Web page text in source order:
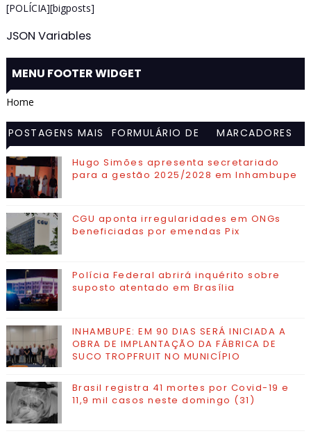
[POLÍCIA][bigposts]
JSON Variables
MENU FOOTER WIDGET
Home
POSTAGENS MAIS
VISITADAS
FORMULÁRIO DE
MARCADORES
Hugo Simões apresenta secretariado
para a gestão 2025/2028 em Inhambupe
CGU aponta irregularidades em ONGs
beneficiadas por emendas Pix
Polícia Federal abrirá inquérito sobre
suposto atentado em Brasília
INHAMBUPE: EM 90 DIAS SERÁ INICIADA A
OBRA DE IMPLANTAÇÃO DA FÁBRICA DE
SUCO TROPFRUIT NO MUNICÍPIO
Brasil registra 41 mortes por Covid-19 e
11,9 mil casos neste domingo (31)